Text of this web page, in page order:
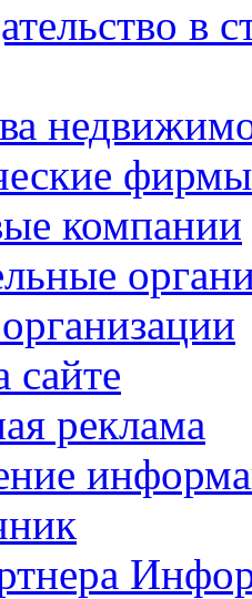
в
фирмы
компании
сайте
реклама